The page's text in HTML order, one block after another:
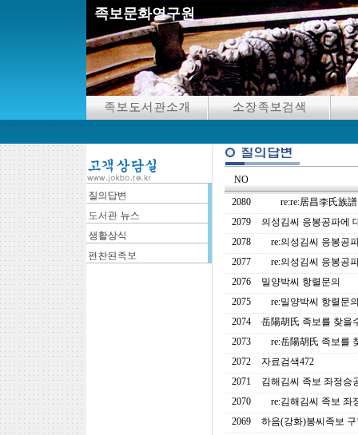
족보문화연구원
NO
2080
re:re:居昌李氏族
2079
의성김씨 응봉공파에
2078
re:의성김씨 응봉공
2077
re:의성김씨 응봉공
2076
밀양박씨 항렬문의
2075
re:밀양박씨 항렬문
2074
岳陽胡氏 족보를 찾을
2073
re:岳陽胡氏 족보를
2072
자료검색472
2071
김해김씨 족보 좌정승
2070
re:김해김씨 족보 좌
2069
하음(강화)봉씨족보